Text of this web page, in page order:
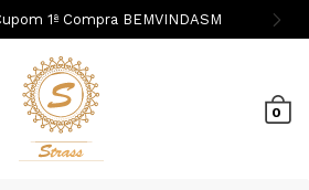
1ª Compra BEMVINDASM
0